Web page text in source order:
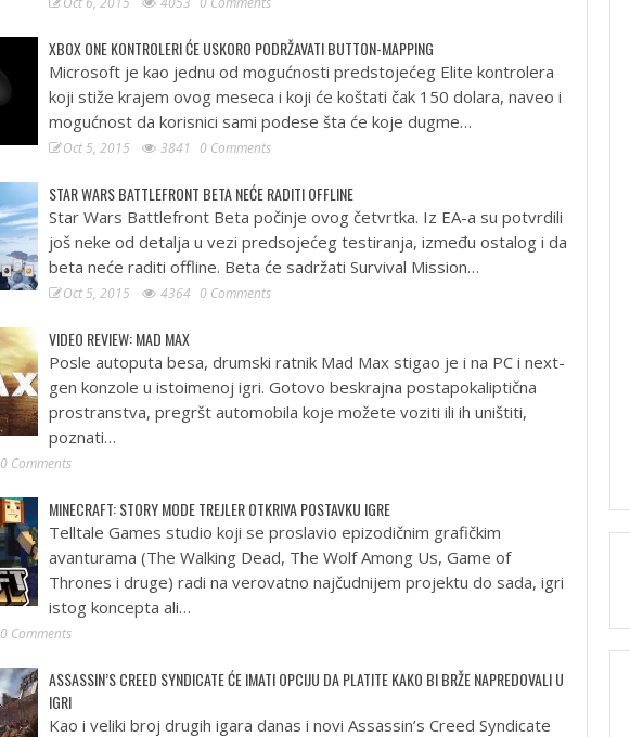
XBOX ONE KONTROLERI ĆE USKORO PODRŽAVATI BUTTON-MAPPING
Microsoft je kao jednu od mogućnosti predstojećeg Elite kontrolera
koji stiže krajem ovog meseca i koji će koštati čak 150 dolara, naveo i
mogućnost da korisnici sami podese šta će koje dugme…
Oct 5, 2015 3841 0 Comments
STAR WARS BATTLEFRONT BETA NEĆE RADITI OFFLINE
Star Wars Battlefront Beta počinje ovog četvrtka. Iz EA-a su potvrdili
još neke od detalja u vezi predsojećeg testiranja, između ostalog i da
beta neće raditi offline. Beta će sadržati Survival Mission…
Oct 5, 2015 4364 0 Comments
VIDEO REVIEW: MAD MAX
Posle autoputa besa, drumski ratnik Mad Max stigao je i na PC i next-
gen konzole u istoimenoj igri. Gotovo beskrajna postapokaliptična
prostranstva, pregršt automobila koje možete voziti ili ih uništiti,
poznati…
0 Comments
MINECRAFT: STORY MODE TREJLER OTKRIVA POSTAVKU IGRE
Telltale Games studio koji se proslavio epizodičnim grafičkim
avanturama (The Walking Dead, The Wolf Among Us, Game of
Thrones i druge) radi na verovatno najčudnijem projektu do sada, igri
istog koncepta ali…
0 Comments
ASSASSIN’S CREED SYNDICATE ĆE IMATI OPCIJU DA PLATITE KAKO BI BRŽE NAPREDOVALI U
IGRI
Kao i veliki broj drugih igara danas i novi Assassin’s Creed Syndicate